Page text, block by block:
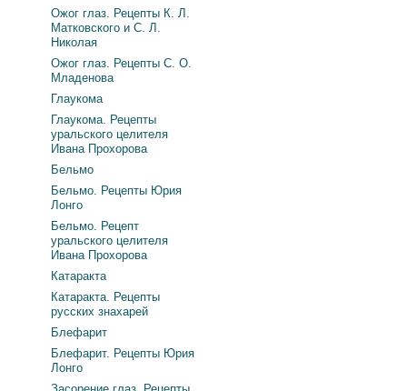
Ожог глаз. Рецепты К. Л.
Матковского и С. Л.
Николая
Ожог глаз. Рецепты С. О.
Младенова
Глаукома
Глаукома. Рецепты
уральского целителя
Ивана Прохорова
Бельмо
Бельмо. Рецепты Юрия
Лонго
Бельмо. Рецепт
уральского целителя
Ивана Прохорова
Катаракта
Катаракта. Рецепты
русских знахарей
Блефарит
Блефарит. Рецепты Юрия
Лонго